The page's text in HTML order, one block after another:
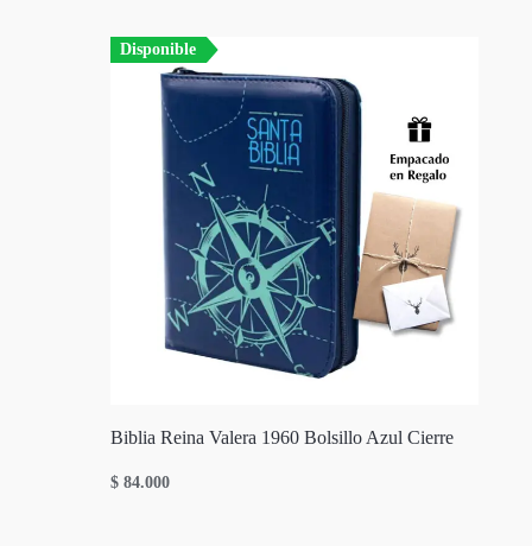
Disponible
Biblia Reina Valera 1960 Bolsillo Azul Cierre
$ 84.000